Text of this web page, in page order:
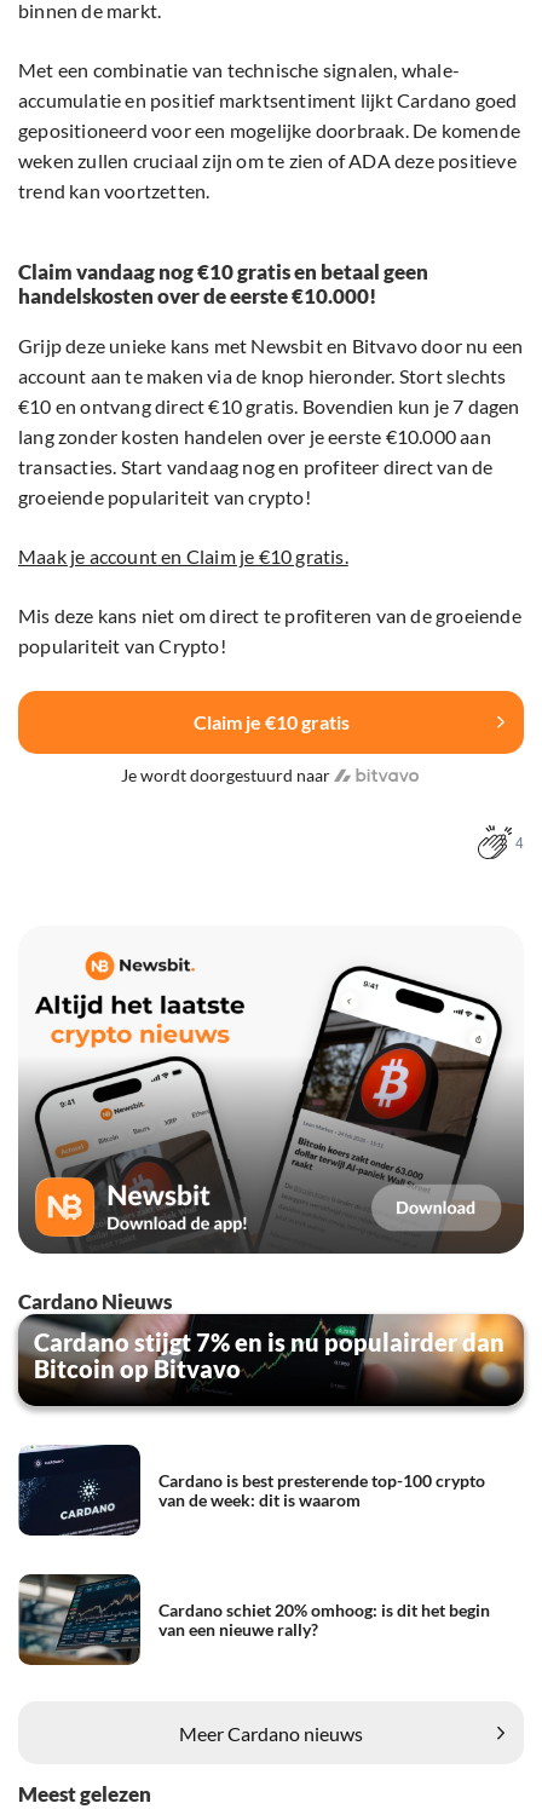
binnen de markt.
Met een combinatie van technische signalen, whale-
accumulatie en positief marktsentiment lijkt Cardano goed
gepositioneerd voor een mogelijke doorbraak. De komende
weken zullen cruciaal zijn om te zien of ADA deze positieve
trend kan voortzetten.
Claim vandaag nog €10 gratis en betaal geen
handelskosten over de eerste €10.000!
Grijp deze unieke kans met Newsbit en Bitvavo door nu een
account aan te maken via de knop hieronder. Stort slechts
€10 en ontvang direct €10 gratis. Bovendien kun je 7 dagen
lang zonder kosten handelen over je eerste €10.000 aan
transacties. Start vandaag nog en profiteer direct van de
groeiende populariteit van crypto!
Maak je account en Claim je €10 gratis.
Mis deze kans niet om direct te profiteren van de groeiende
populariteit van Crypto!
Claim je €10 gratis
Je wordt doorgestuurd naar
4
Cardano Nieuws
Cardano stijgt 7% en is nu populairder dan
Bitcoin op Bitvavo
Cardano is best presterende top-100 crypto
van de week: dit is waarom
Cardano schiet 20% omhoog: is dit het begin
van een nieuwe rally?
Meer Cardano nieuws
Meest gelezen